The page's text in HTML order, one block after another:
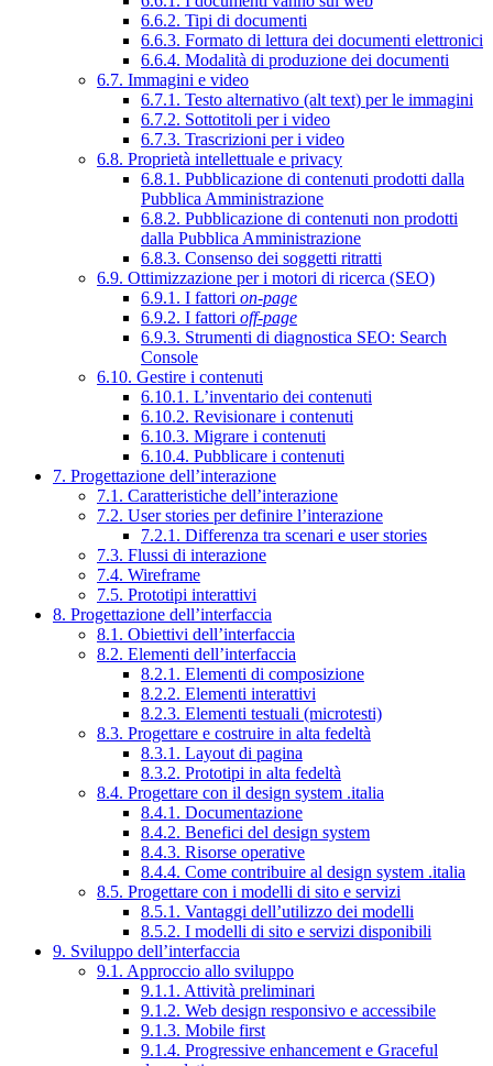
6.6.2. Tipi di documenti
6.6.3. Formato di lettura dei documenti elettronici
6.6.4. Modalità di produzione dei documenti
6.7. Immagini e video
6.7.1. Testo alternativo (alt text) per le immagini
6.7.2. Sottotitoli per i video
6.7.3. Trascrizioni per i video
6.8. Proprietà intellettuale e privacy
6.8.1. Pubblicazione di contenuti prodotti dalla
Pubblica Amministrazione
6.8.2. Pubblicazione di contenuti non prodotti
dalla Pubblica Amministrazione
6.8.3. Consenso dei soggetti ritratti
6.9. Ottimizzazione per i motori di ricerca (SEO)
6.9.1. I fattori on-page
6.9.2. I fattori off-page
6.9.3. Strumenti di diagnostica SEO: Search
Console
6.10. Gestire i contenuti
6.10.1. L’inventario dei contenuti
6.10.2. Revisionare i contenuti
6.10.3. Migrare i contenuti
6.10.4. Pubblicare i contenuti
7. Progettazione dell’interazione
7.1. Caratteristiche dell’interazione
7.2. User stories per definire l’interazione
7.2.1. Differenza tra scenari e user stories
7.3. Flussi di interazione
7.4. Wireframe
7.5. Prototipi interattivi
8. Progettazione dell’interfaccia
8.1. Obiettivi dell’interfaccia
8.2. Elementi dell’interfaccia
8.2.1. Elementi di composizione
8.2.2. Elementi interattivi
8.2.3. Elementi testuali (microtesti)
8.3. Progettare e costruire in alta fedeltà
8.3.1. Layout di pagina
8.3.2. Prototipi in alta fedeltà
8.4. Progettare con il design system .italia
8.4.1. Documentazione
8.4.2. Benefici del design system
8.4.3. Risorse operative
8.4.4. Come contribuire al design system .italia
8.5. Progettare con i modelli di sito e servizi
8.5.1. Vantaggi dell’utilizzo dei modelli
8.5.2. I modelli di sito e servizi disponibili
9. Sviluppo dell’interfaccia
9.1. Approccio allo sviluppo
9.1.1. Attività preliminari
9.1.2. Web design responsivo e accessibile
9.1.3. Mobile first
9.1.4. Progressive enhancement e Graceful